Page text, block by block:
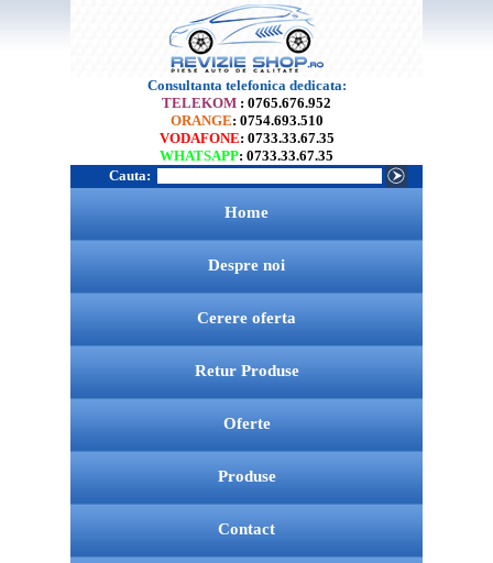
Consultanta telefonica dedicata:
TELEKOM : 0765.676.952
ORANGE: 0754.693.510
VODAFONE: 0733.33.67.35
WHATSAPP: 0733.33.67.35
Cauta:
Home
Despre noi
Cerere oferta
Retur Produse
Oferte
Produse
Contact